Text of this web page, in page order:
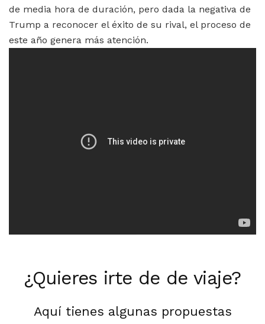
de media hora de duración, pero dada la negativa de
Trump a reconocer el éxito de su rival, el proceso de
este año genera más atención.
¿Quieres irte de de viaje?
Aquí tienes algunas propuestas